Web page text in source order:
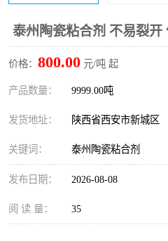
泰州陶瓷粘合剂 不易裂开
价格： 800.00 元/吨 起
产品数量： 9999.00吨
发货地址： 陕西省西安市新城区
关键词： 泰州陶瓷粘合剂
发布日期： 2026-08-08
阅 读 量： 35
融雪剂